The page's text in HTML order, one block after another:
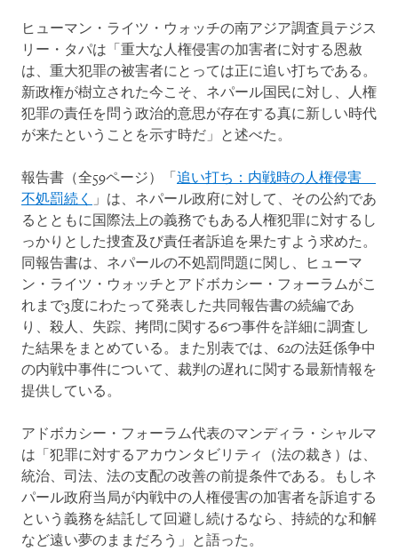
ヒューマン・ライツ・ウォッチの南アジア調査員テジス
リー・タパは「重大な人権侵害の加害者に対する恩赦
は、重大犯罪の被害者にとっては正に追い打ちである。
新政権が樹立された今こそ、ネパール国民に対し、人権
犯罪の責任を問う政治的意思が存在する真に新しい時代
が来たということを示す時だ」と述べた。
報告書（全59ページ）「 追い打ち：内戦時の人権侵害
不処罰続く 」は、ネパール政府に対して、その公約であ
るとともに国際法上の義務でもある人権犯罪に対するし
っかりとした捜査及び責任者訴追を果たすよう求めた。
同報告書は、ネパールの不処罰問題に関し、ヒューマ
ン・ライツ・ウォッチとアドボカシー・フォーラムがこ
れまで3度にわたって発表した共同報告書の続編であ
り、殺人、失踪、拷問に関する6つ事件を詳細に調査し
た結果をまとめている。また別表では、62の法廷係争中
の内戦中事件について、裁判の遅れに関する最新情報を
提供している。
アドボカシー・フォーラム代表のマンディラ・シャルマ
は「犯罪に対するアカウンタビリティ（法の裁き）は、
統治、司法、法の支配の改善の前提条件である。もしネ
パール政府当局が内戦中の人権侵害の加害者を訴追する
という義務を結託して回避し続けるなら、持続的な和解
など遠い夢のままだろう」と語った。